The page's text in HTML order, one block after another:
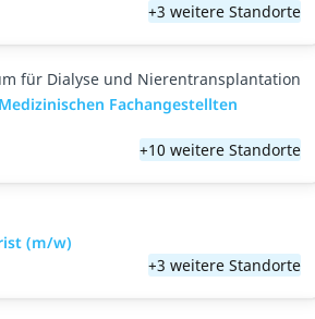
+3 weitere Standorte
für Dialyse und Nierentransplantation
Fachangestellten
+10 weitere Standorte
(m/w)
+3 weitere Standorte